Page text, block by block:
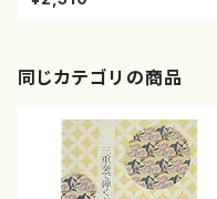
同じカテゴリの商品